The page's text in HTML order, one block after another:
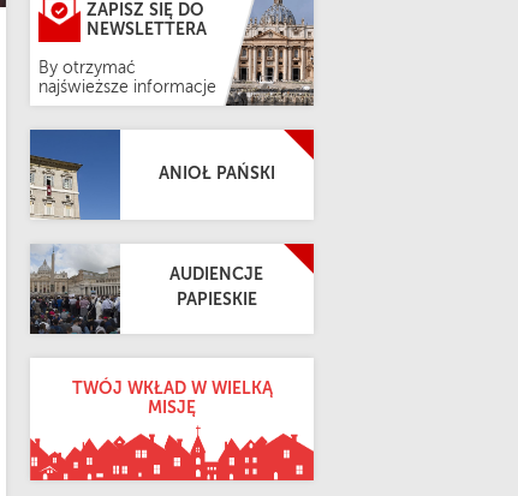
ZAPISZ SIĘ DO
NEWSLETTERA
By otrzymać
najświeższe informacje
ANIOŁ PAŃSKI
AUDIENCJE
PAPIESKIE
TWÓJ WKŁAD W WIELKĄ
MISJĘ